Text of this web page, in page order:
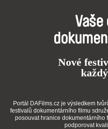
Vaše
Nové
Portál DAFilms.cz je výsledkem
festivalů dokumentárního filmu
posouvat hranice dokumentárního
podporovat